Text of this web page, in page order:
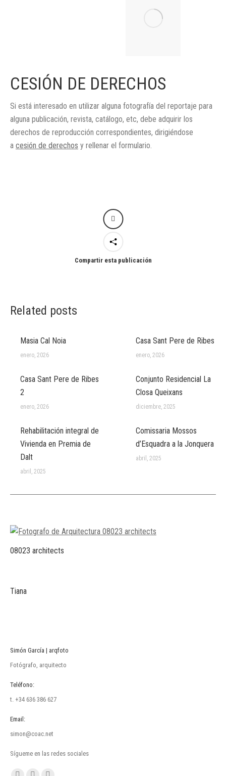
CESIÓN DE DERECHOS
Si está interesado en utilizar alguna fotografía del reportaje para
alguna publicación, revista, catálogo, etc, debe adquirir los
derechos de reproducción correspondientes, dirigiéndose
a cesión de derechos y rellenar el formulario.
Compartir esta publicación
Related posts
Masia Cal Noia
enero, 2026
Casa Sant Pere de Ribes
enero, 2026
Casa Sant Pere de Ribes
2
enero, 2026
Conjunto Residencial La
Closa Queixans
diciembre, 2025
Rehabilitación integral de
Vivienda en Premia de
Dalt
abril, 2025
Comissaria Mossos
d’Esquadra a la Jonquera
abril, 2025
08023 architects
Tiana
Simón García | arqfoto
Fotógrafo, arquitecto
Teléfono:
t. +34 636 386 627
Email:
simon@coac.net
Sígueme en las redes sociales
Encuéntranos en: